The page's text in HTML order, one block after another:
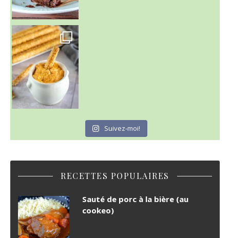
Suivez-moi!
RECETTES POPULAIRES
Sauté de porc à la bière (au
cookeo)